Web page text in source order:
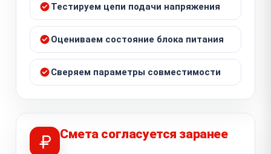
Тестируем цепи подачи напряжения
Оцениваем состояние блока питания
Сверяем параметры совместимости
Смета согласуется заранее